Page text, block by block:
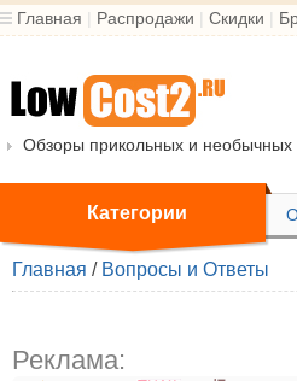
Главная | Распродажи | Скидки |
Обзоры прикольных и необычных
Категории
Главная / Вопросы и Ответы
Реклама: